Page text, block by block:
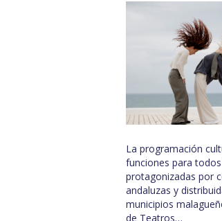
La programación
funciones para
protagonizadas por
andaluzas y
municipios
de Teatros…